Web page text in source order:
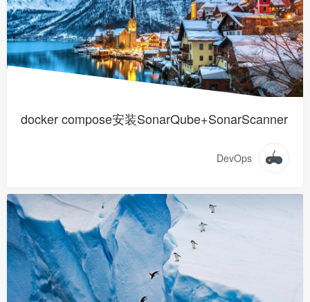
docker compose安装SonarQube+SonarScanner
DevOps